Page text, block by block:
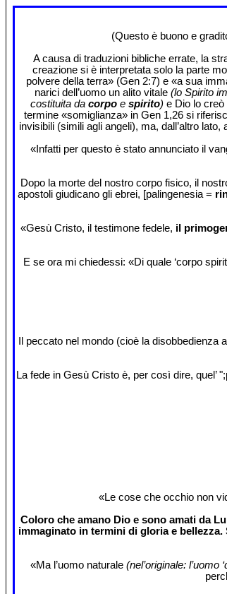
(Questo è buono e
A causa di traduzioni bibliche errate, la
creazione si è interpretata solo la parte
polvere della terra» (Gen 2:7) e «a sua
narici dell’uomo un alito vitale (lo Spirito
costituita da corpoe spirito) e Dio lo
termine «somiglianza» in Gen 1,26 si
invisibili (simili agli angeli), ma, dall’altro
«Infatti per questo è stato annunciato il
Dopo la morte del nostro corpo fisico, il
apostoli giudicano gli ebrei, [palingenesia =
«Gesù Cristo, il testimone fedele, il
E se ora mi chiedessi: «Di quale ‘corpo
Il peccato nel mondo (cioè la
La fede in Gesù Cristo è, per così dire, quel’
«Le cose che occhio non
Coloro che amano Dio e sono amati da
immaginato in termini di gloria e bellezza.
«Ma l’uomo naturale (nel’originale: